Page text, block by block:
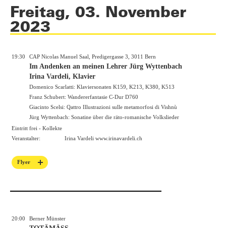
Freitag, 03. November
2023
19:30 CAP Nicolas Manuel Saal, Predigergasse 3, 3011 Bern
Im Andenken an meinen Lehrer Jürg Wyttenbach
Irina Vardeli, Klavier
Domenico Scarlatti: Klaviersonaten K159, K213, K380, K513
Franz Schubert: Wandererfantasie C-Dur D760
Giacinto Scelsi: Qattro Illustrazioni sulle metamorfosi di Vishnù
Jürg Wyttenbach: Sonatine über die räto-romanische Volkslieder
Eintritt frei - Kollekte
Veranstalter:
Irina Vardeli www.irinavardeli.ch
Flyer
20:00 Berner Münster